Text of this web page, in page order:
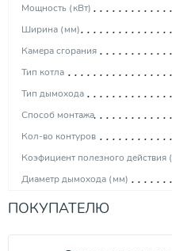
Мощность (кВт)
Ширина (мм)
Камера сгорания
Тип котла
Тип дымохода
Способ монтажа
Кол-во контуров
Коэфициент полезного действия
Диаметр дымохода (мм)
Вид топлива
ПОКУПАТЕЛЮ